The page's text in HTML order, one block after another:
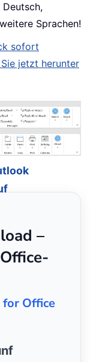
Sprachen!
sofort
jetzt herunter
–
Office